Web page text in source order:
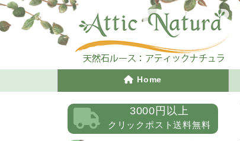
Home
3000円以上
クリックポスト送料無料